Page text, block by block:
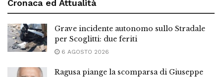
Cronaca ed Attualità
Grave incidente autonomo sullo Stradale
per Scoglitti: due feriti
6 AGOSTO 2026
Ragusa piange la scomparsa di Giuseppe